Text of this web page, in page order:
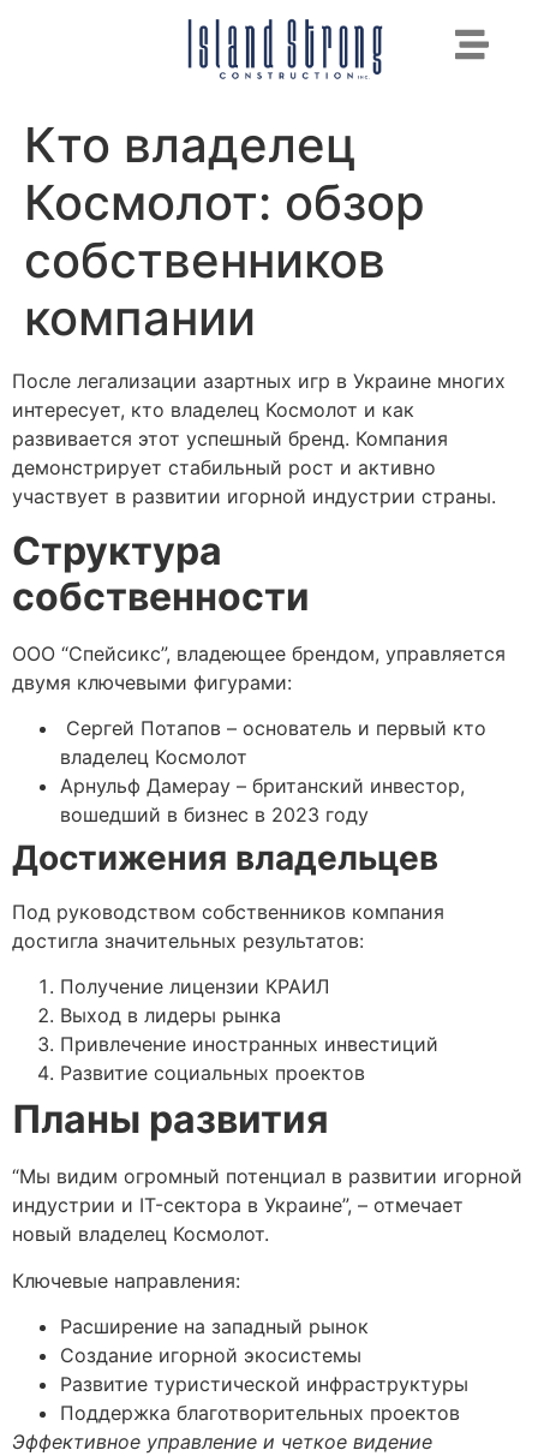
Кто владелец
Космолот: обзор
собственников
компании
После легализации азартных игр в Украине многих
интересует, кто владелец Космолот и как
развивается этот успешный бренд. Компания
демонстрирует стабильный рост и активно
участвует в развитии игорной индустрии страны.
Структура
собственности
ООО “Спейсикс”, владеющее брендом, управляется
двумя ключевыми фигурами:
Сергей Потапов – основатель и первый кто
владелец Космолот
Арнульф Дамерау – британский инвестор,
вошедший в бизнес в 2023 году
Достижения владельцев
Под руководством собственников компания
достигла значительных результатов:
Получение лицензии КРАИЛ
Выход в лидеры рынка
Привлечение иностранных инвестиций
Развитие социальных проектов
Планы развития
“Мы видим огромный потенциал в развитии игорной
индустрии и IT-сектора в Украине”, – отмечает
новый владелец Космолот.
Ключевые направления:
Расширение на западный рынок
Создание игорной экосистемы
Развитие туристической инфраструктуры
Поддержка благотворительных проектов
Эффективное управление и четкое видение